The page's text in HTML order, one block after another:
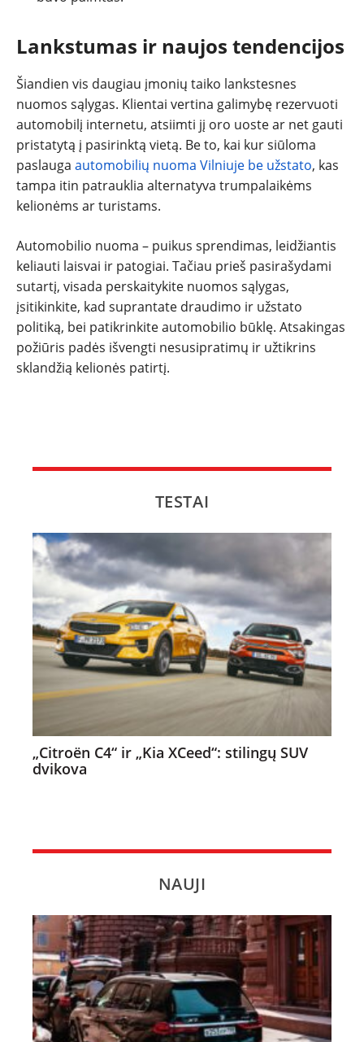
Lankstumas ir naujos tendencijos
Šiandien vis daugiau įmonių taiko lankstesnes
nuomos sąlygas. Klientai vertina galimybę rezervuoti
automobilį internetu, atsiimti jį oro uoste ar net gauti
pristatytą į pasirinktą vietą. Be to, kai kur siūloma
paslauga automobilių nuoma Vilniuje be užstato, kas
tampa itin patrauklia alternatyva trumpalaikėms
kelionėms ar turistams.
Automobilio nuoma – puikus sprendimas, leidžiantis
keliauti laisvai ir patogiai. Tačiau prieš pasirašydami
sutartį, visada perskaitykite nuomos sąlygas,
įsitikinkite, kad suprantate draudimo ir užstato
politiką, bei patikrinkite automobilio būklę. Atsakingas
požiūris padės išvengti nesusipratimų ir užtikrins
sklandžią kelionės patirtį.
TESTAI
„Citroën C4“ ir „Kia XCeed“: stilingų SUV
dvikova
NAUJI